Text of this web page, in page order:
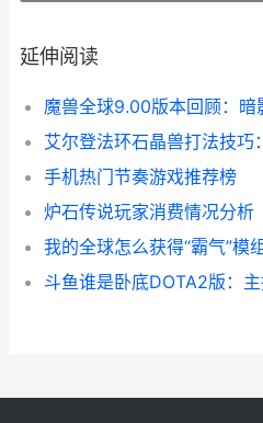
延伸阅读
魔兽全球9.00版本回顾：暗
艾尔登法环石晶兽打法技巧
手机热门节奏游戏推荐榜
炉石传说玩家消费情况分析
我的全球怎么获得“霸气”模组
斗鱼谁是卧底DOTA2版：